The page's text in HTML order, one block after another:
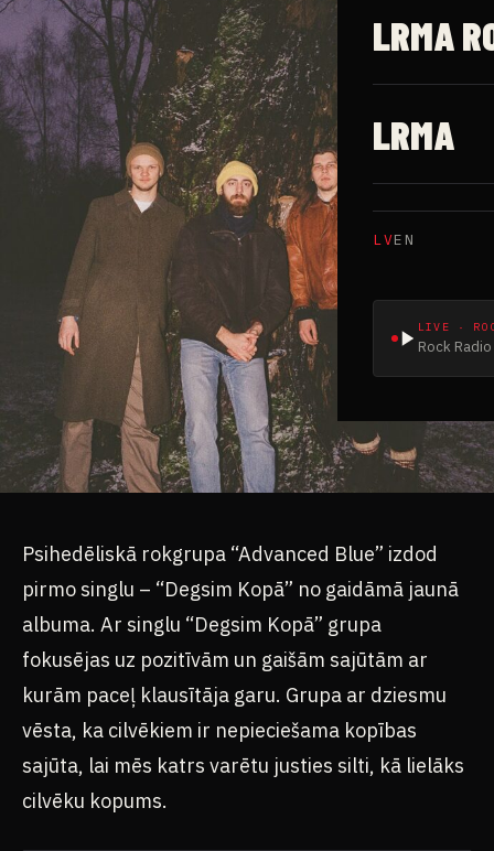
LRMA
LRMA
LVEN
LIVE ·
Rock
Psihedēliskā rokgrupa “Advanced Blue” izdod
pirmo singlu – “Degsim Kopā” no gaidāmā jaunā
albuma. Ar singlu “Degsim Kopā” grupa
fokusējas uz pozitīvām un gaišām sajūtām ar
kurām paceļ klausītāja garu. Grupa ar dziesmu
vēsta, ka cilvēkiem ir nepieciešama kopības
sajūta, lai mēs katrs varētu justies silti, kā lielāks
cilvēku kopums.